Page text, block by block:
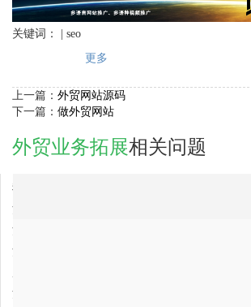
关键词： | seo
更多
上一篇： 外贸网站源码
下一篇： 做外贸网站
外贸业务拓展相关问题
我想做外贸业务拓展，哪家公司好?，大家帮忙
河北省外贸业务拓展网络推广公司排行
河北省外贸业务拓展公司，最专业的？
河北省外贸业务拓展公司最有实力的？
河北省外贸业务拓展公司哪家好？